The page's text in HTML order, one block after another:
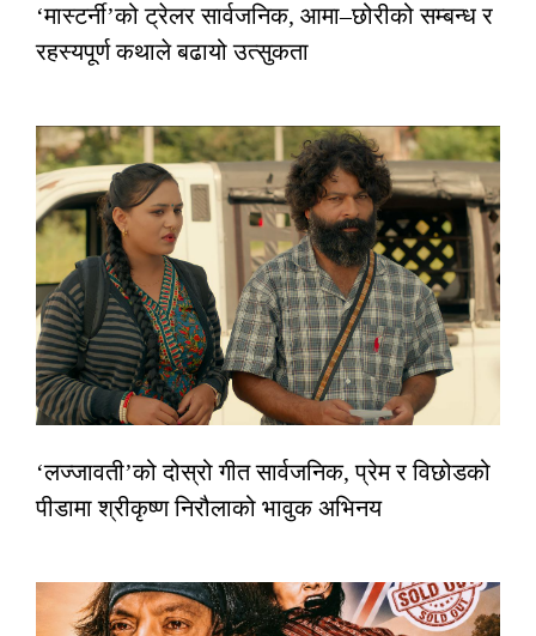
‘मास्टर्नी’को ट्रेलर सार्वजनिक, आमा–छोरीको सम्बन्ध र
रहस्यपूर्ण कथाले बढायो उत्सुकता
‘लज्जावती’को दोस्रो गीत सार्वजनिक, प्रेम र विछोडको
पीडामा श्रीकृष्ण निरौलाको भावुक अभिनय